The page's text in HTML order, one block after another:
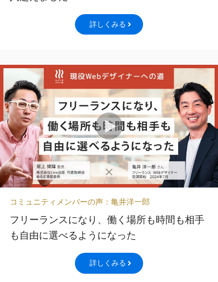
詳しくみる
コミュニティメンバーの声：亀井洋一郎
フリーランスになり、働く場所も時間も相手
も自由に選べるようになった
詳しくみる